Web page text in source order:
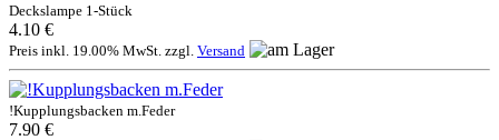
Deckslampe 1-Stück
4.10 €
Preis inkl. 19.00% MwSt. zzgl. Versand
!Kupplungsbacken m.Feder
7.90 €